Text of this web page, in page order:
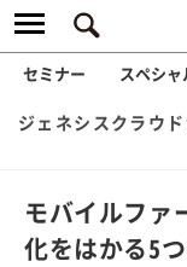
セミナー スペシャ
ジェネシスクラウ
モバイルファ
化をはかる5